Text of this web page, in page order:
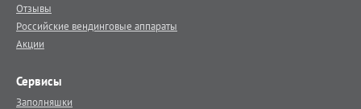
Отзывы
Российские вендинговые аппараты
Акции
Сервисы
Заполняшки